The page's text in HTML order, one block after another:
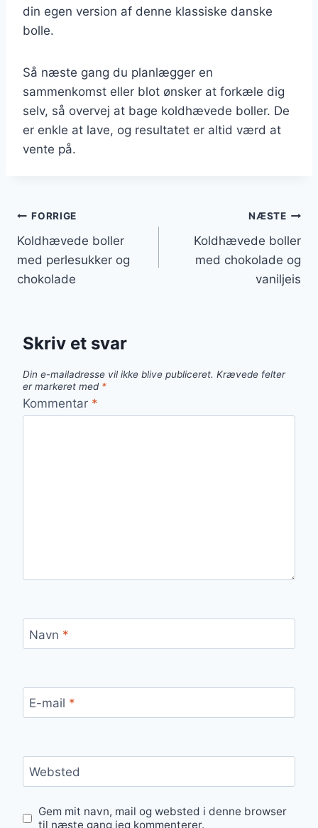
din egen version af denne klassiske danske
bolle.
Så næste gang du planlægger en
sammenkomst eller blot ønsker at forkæle dig
selv, så overvej at bage koldhævede boller. De
er enkle at lave, og resultatet er altid værd at
vente på.
Indlægsnavigation
FORRIGE
Koldhævede boller
med perlesukker og
chokolade
NÆSTE
Koldhævede boller
med chokolade og
vaniljeis
Skriv et svar
Din e-mailadresse vil ikke blive publiceret. Krævede felter
er markeret med *
Kommentar *
Navn *
E-mail *
Websted
Gem mit navn, mail og websted i denne browser
til næste gang jeg kommenterer.